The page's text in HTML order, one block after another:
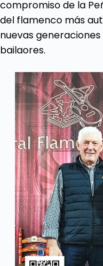
compromiso de la
del flamenco más
nuevas
bailaores.